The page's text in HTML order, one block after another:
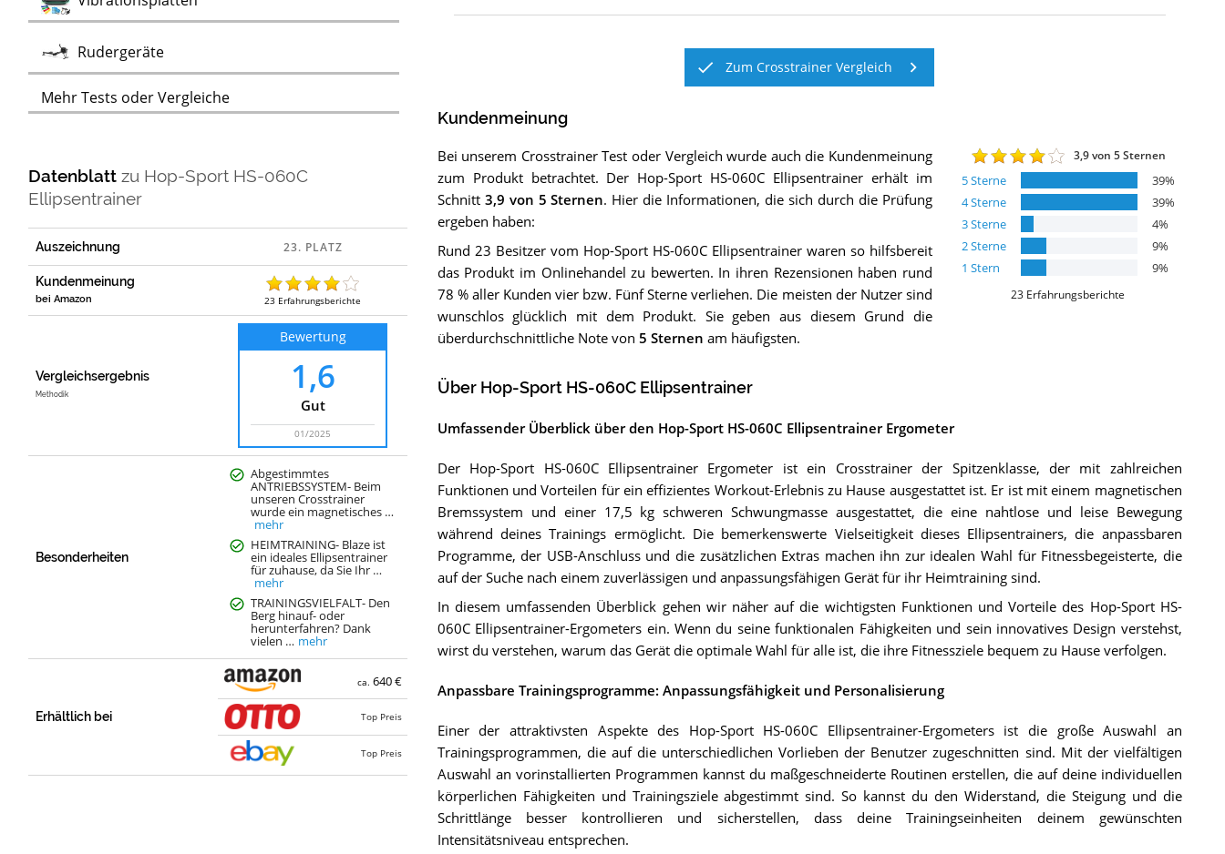
RudergeräteTest
Mehr Tests oder Vergleiche
Datenblattzu Hop-Sport HS-060C
Ellipsentrainer
Auszeichnung
Kundenmeinung
bei Amazon 23 Erfahrungsberichte
Vergleichsergebnis
Methodik
Bewertung
1,6
Gut
01/2025
Besonderheiten
Abgestimmtes
ANTRIEBSSYSTEM- Beim
unseren Crosstrainer
wurde ein magnetisches …
mehr
HEIMTRAINING- Blaze ist
ein ideales Ellipsentrainer
für zuhause, da Sie Ihr …
mehr
TRAININGSVIELFALT- Den
Berg hinauf- oder
herunterfahren? Dank
vielen … mehr
Erhältlich bei
ca.640 €
Top Preis
Top Preis
Zum Crosstrainer Vergleich
Kundenmeinung
3,9von 5 Sternen
5Sterne 39%
4Sterne 39%
3Sterne 4%
2Sterne 9%
1 Stern 9%
23 Erfahrungsberichte
Bei unserem CrosstrainerTest oder Vergleich wurde auch die Kundenmeinung
zum Produkt betrachtet. Der Hop-Sport HS-060C Ellipsentrainer erhält im
Schnitt 3,9 von 5 Sternen. Hier die Informationen, die sich durch die Prüfung
ergeben haben:
Rund 23 Besitzer vom Hop-Sport HS-060C Ellipsentrainer waren so hilfsbereit
das Produkt im Onlinehandel zu bewerten. In ihren Rezensionen haben rund
78 % aller Kunden vier bzw. Fünf Sterne verliehen. Die meisten der Nutzer sind
wunschlos glücklich mit dem Produkt. Sie geben aus diesem Grund die
überdurchschnittliche Note von 5 Sternen am häufigsten.
Über Hop-Sport HS-060C Ellipsentrainer
Umfassender Überblick über den Hop-Sport HS-060C Ellipsentrainer Ergometer
Der Hop-Sport HS-060C Ellipsentrainer Ergometer ist ein Crosstrainer der Spitzenklasse, der mit zahlreichen
Funktionen und Vorteilen für ein effizientes Workout-Erlebnis zu Hause ausgestattet ist. Er ist mit einem magnetischen
Bremssystem und einer 17,5 kg schweren Schwungmasse ausgestattet, die eine nahtlose und leise Bewegung
während deines Trainings ermöglicht. Die bemerkenswerte Vielseitigkeit dieses Ellipsentrainers, die anpassbaren
Programme, der USB-Anschluss und die zusätzlichen Extras machen ihn zur idealen Wahl für Fitnessbegeisterte, die
auf der Suche nach einem zuverlässigen und anpassungsfähigen Gerät für ihr Heimtraining sind.
In diesem umfassenden Überblick gehen wir näher auf die wichtigsten Funktionen und Vorteile des Hop-Sport HS-
060C Ellipsentrainer-Ergometers ein. Wenn du seine funktionalen Fähigkeiten und sein innovatives Design verstehst,
wirst du verstehen, warum das Gerät die optimale Wahl für alle ist, die ihre Fitnessziele bequem zu Hause verfolgen.
Anpassbare Trainingsprogramme: Anpassungsfähigkeit und Personalisierung
Einer der attraktivsten Aspekte des Hop-Sport HS-060C Ellipsentrainer-Ergometers ist die große Auswahl an
Trainingsprogrammen, die auf die unterschiedlichen Vorlieben der Benutzer zugeschnitten sind. Mit der vielfältigen
Auswahl an vorinstallierten Programmen kannst du maßgeschneiderte Routinen erstellen, die auf deine individuellen
körperlichen Fähigkeiten und Trainingsziele abgestimmt sind. So kannst du den Widerstand, die Steigung und die
Schrittlänge besser kontrollieren und sicherstellen, dass deine Trainingseinheiten deinem gewünschten
Intensitätsniveau entsprechen.